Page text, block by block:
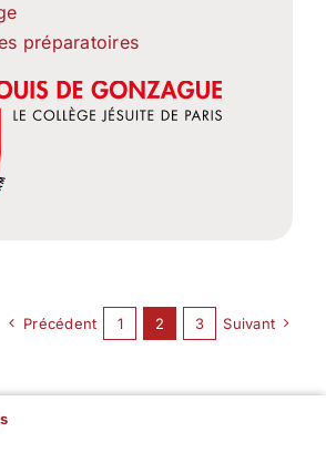
préparatoires
Précédent 1 2 3 Suivant